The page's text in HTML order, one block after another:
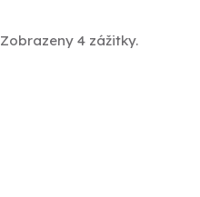
Zobrazeny 4 zážitky.